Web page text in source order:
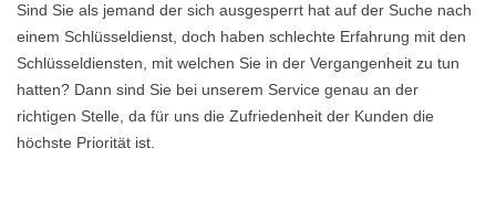
Sind Sie als jemand der sich ausgesperrt hat auf der Suche nach
einem Schlüsseldienst, doch haben schlechte Erfahrung mit den
Schlüsseldiensten, mit welchen Sie in der Vergangenheit zu tun
hatten? Dann sind Sie bei unserem Service genau an der
richtigen Stelle, da für uns die Zufriedenheit der Kunden die
höchste Priorität ist.